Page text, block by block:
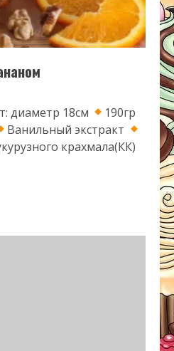
диаметр 18см
190гр
Ванильный экстракт
крахмала(КК)